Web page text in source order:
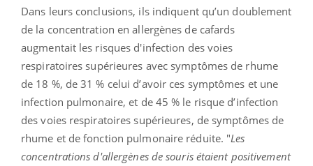
Dans leurs conclusions, ils indiquent qu’un doublement
de la concentration en allergènes de cafards
augmentait les risques d'infection des voies
respiratoires supérieures avec symptômes de rhume
de 18 %, de 31 % celui d’avoir ces symptômes et une
infection pulmonaire, et de 45 % le risque d’infection
des voies respiratoires supérieures, de symptômes de
rhume et de fonction pulmonaire réduite. "Les
concentrations d'allergènes de souris étaient positivement